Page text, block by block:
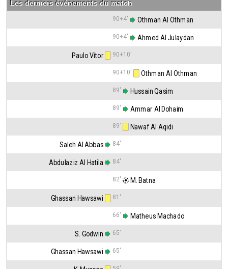
Les derniers événements du match
90+4' Othman Al Othman
90+4' Ahmed Al Julaydan
Paulo Vítor 90+10'
90+10' Othman Al Othman
89' Hussain Qasim
89' Ammar Al Dohaim
89' Nawaf Al Aqidi
Saleh Al Abbas 84'
Abdulaziz Al Hatila 84'
82' M. Batna
Ghassan Hawsawi 81'
66' Matheus Machado
S. Godwin 65'
Ghassan Hawsawi 65'